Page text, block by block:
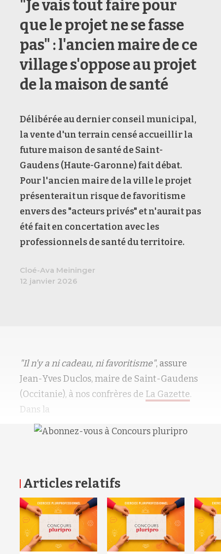
"Je vais tout faire pour
que le projet ne se fasse
pas" : l'ancien maire de ce
village s'oppose au projet
de la maison de santé
Délibérée au dernier conseil municipal,
la vente d'un terrain censé accueillir la
future maison de santé de Saint-
Gaudens (Haute-Garonne) fait débat.
Pour l'ancien maire de la ville le projet
présenterait un risque de favoritisme
envers des "acteurs privés" et n'aurait pas
été fait en concertation avec les
professionnels de santé du territoire.
Cloé-Ava Meininger
12 janvier 2026
"Il n'y a ni cadeau, ni favoritisme", assure
Jean-Yves Duclos, maire de Saint-Gaudens
(Occitanie), à nos confrères de La Gazette.
Dans la
Articles relatifs RETOUR HAUT DE PAGE